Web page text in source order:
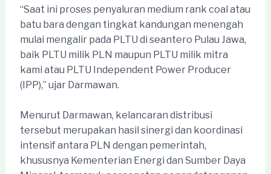
“Saat ini proses penyaluran medium rank coal atau
batu bara dengan tingkat kandungan menengah
mulai mengalir pada PLTU di seantero Pulau Jawa,
baik PLTU milik PLN maupun PLTU milik mitra
kami atau PLTU Independent Power Producer
(IPP),” ujar Darmawan.
Menurut Darmawan, kelancaran distribusi
tersebut merupakan hasil sinergi dan koordinasi
intensif antara PLN dengan pemerintah,
khususnya Kementerian Energi dan Sumber Daya